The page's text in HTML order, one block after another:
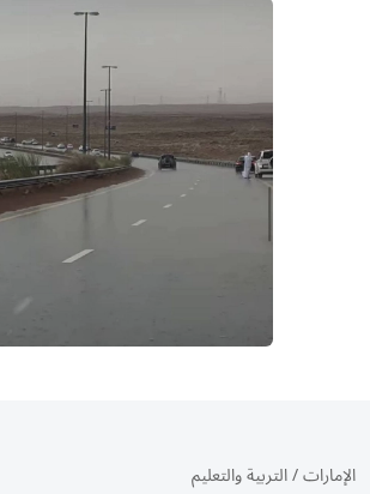
الإمارات/التربية والتعليم